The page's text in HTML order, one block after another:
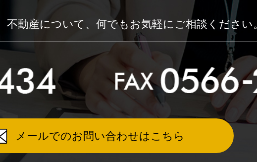
不動産について、 何でもお気軽にご相談ください。
メールでのお問い合わせはこちら